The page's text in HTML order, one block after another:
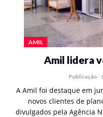
AMIL
Amil lidera
Publicação -
A Amil foi destaque em
novos clientes de
divulgados pela Agência